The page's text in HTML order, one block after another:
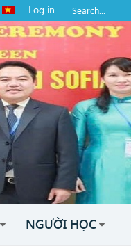
Log in
NGƯỜI HỌC